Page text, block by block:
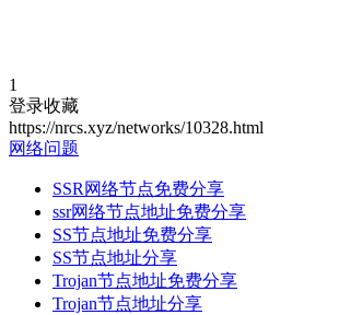
1
登录收藏
https://nrcs.xyz/networks/10328.html
网络问题
SSR网络节点免费分享
ssr网络节点地址免费分享
SS节点地址免费分享
SS节点地址分享
Trojan节点地址免费分享
Trojan节点地址分享